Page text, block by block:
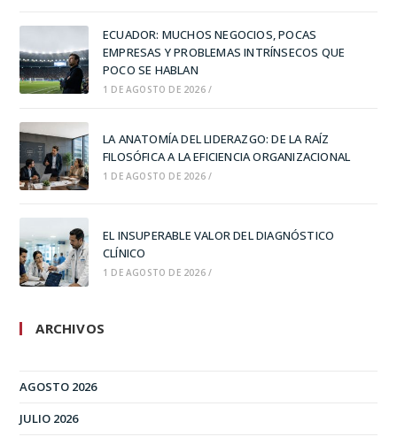
ECUADOR: MUCHOS NEGOCIOS, POCAS
EMPRESAS Y PROBLEMAS INTRÍNSECOS QUE
POCO SE HABLAN
1 DE AGOSTO DE 2026 /
LA ANATOMÍA DEL LIDERAZGO: DE LA RAÍZ
FILOSÓFICA A LA EFICIENCIA ORGANIZACIONAL
1 DE AGOSTO DE 2026 /
EL INSUPERABLE VALOR DEL DIAGNÓSTICO
CLÍNICO
1 DE AGOSTO DE 2026 /
ARCHIVOS
AGOSTO 2026
JULIO 2026